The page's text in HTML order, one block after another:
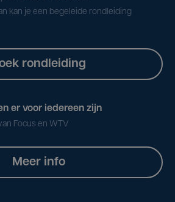
kan je een begeleide rondleiding
rondleiding
er voor iedereen zijn
Focus en WTV
Meer info